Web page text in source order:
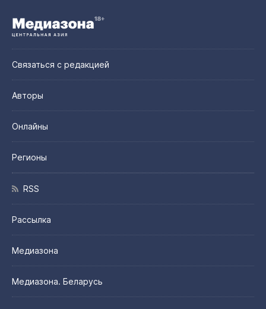
Связаться с редакцией
Авторы
Онлайны
Регионы
RSS
Рассылка
Медиазона
Медиазона. Беларусь